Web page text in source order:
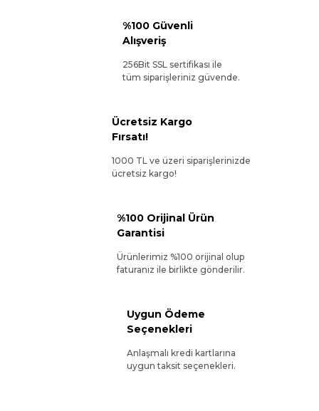
%100 Güvenli
Alışveriş
256Bit SSL sertifikası ile
tüm siparişleriniz güvende.
Ücretsiz Kargo
Fırsatı!
1000 TL ve üzeri siparişlerinizde
ücretsiz kargo!
%100 Orijinal Ürün
Garantisi
Ürünlerimiz %100 orijinal olup
faturanız ile birlikte gönderilir.
Uygun Ödeme
Seçenekleri
Anlaşmalı kredi kartlarına
uygun taksit seçenekleri.